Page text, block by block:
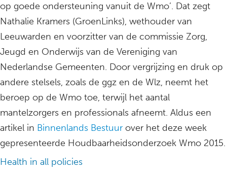
op goede ondersteuning vanuit de Wmo’. Dat zegt
Nathalie Kramers (GroenLinks), wethouder van
Leeuwarden en voorzitter van de commissie Zorg,
Jeugd en Onderwijs van de Vereniging van
Nederlandse Gemeenten. Door vergrijzing en druk op
andere stelsels, zoals de ggz en de Wlz, neemt het
beroep op de Wmo toe, terwijl het aantal
mantelzorgers en professionals afneemt. Aldus een
artikel in Binnenlands Bestuur over het deze week
gepresenteerde Houdbaarheidsonderzoek Wmo 2015.
Health in all policies